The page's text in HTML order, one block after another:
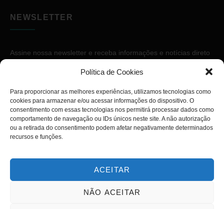
Política de Cookies
Para proporcionar as melhores experiências, utilizamos tecnologias como
cookies para armazenar e/ou acessar informações do dispositivo. O
consentimento com essas tecnologias nos permitirá processar dados como
comportamento de navegação ou IDs únicos neste site. A não autorização
ou a retirada do consentimento podem afetar negativamente determinados
recursos e funções.
ACEITAR
NÃO ACEITAR
NEWSLETTER
Assine nossa newsletter e receba informações e notícias direto
Copyright © 2026. Diário PcD. Todos os direitos reservados.